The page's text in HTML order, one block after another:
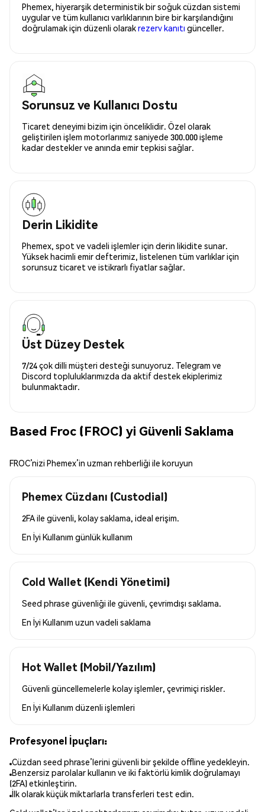
Phemex, hiyerarşik deterministik bir soğuk cüzdan sistemi
uygular ve tüm kullanıcı varlıklarının bire bir karşılandığını
doğrulamak için düzenli olarakrezerv kanıtı günceller.
Sorunsuz ve Kullanıcı Dostu
Ticaret deneyimi bizim için önceliklidir. Özel olarak
geliştirilen işlem motorlarımız saniyede 300.000 işleme
kadar destekler ve anında emir tepkisi sağlar.
Derin Likidite
Phemex, spot ve vadeli işlemler için derin likidite sunar.
Yüksek hacimli emir defterimiz, listelenen tüm varlıklar için
sorunsuz ticaret ve istikrarlı fiyatlar sağlar.
Üst Düzey Destek
7/24 çok dilli müşteri desteği sunuyoruz. Telegram ve
Discord topluluklarımızda da aktif destek ekiplerimiz
bulunmaktadır.
Based Froc (FROC) yi Güvenli Saklama
FROC’nizi Phemex’in uzman rehberliği ile koruyun
Phemex Cüzdanı (Custodial)
2FA ile güvenli, kolay saklama, ideal erişim.
En İyi Kullanım günlük kullanım
Cold Wallet (Kendi Yönetimi)
Seed phrase güvenliği ile güvenli, çevrimdışı saklama.
En İyi Kullanım uzun vadeli saklama
Hot Wallet (Mobil/Yazılım)
Güvenli güncellemelerle kolay işlemler, çevrimiçi riskler.
En İyi Kullanım düzenli işlemleri
Profesyonel İpuçları:
Cüzdan seed phrase’lerini güvenli bir şekilde offline yedekleyin.
Benzersiz parolalar kullanın ve iki faktörlü kimlik doğrulamayı
(2FA) etkinleştirin.
İlk olarak küçük miktarlarla transferleri test edin.